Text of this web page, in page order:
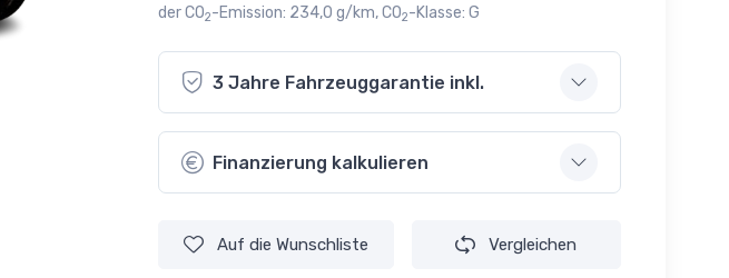
der CO2-Emission: 234,0 g/km, CO2-Klasse: G
3 Jahre Fahrzeuggarantie inkl.
Finanzierung kalkulieren
Auf die Wunschliste Vergleichen